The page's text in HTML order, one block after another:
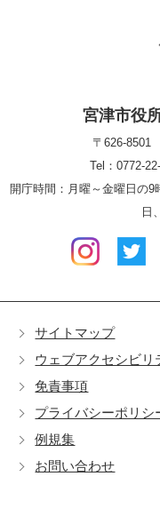
サイトマップ
ウェブアクセシビリ
免責事項
プライバシーポリシ
例規集
お問い合わせ
宮津市役
〒626-8501
Tel：0772-
開庁時間：月曜～金曜日の
日